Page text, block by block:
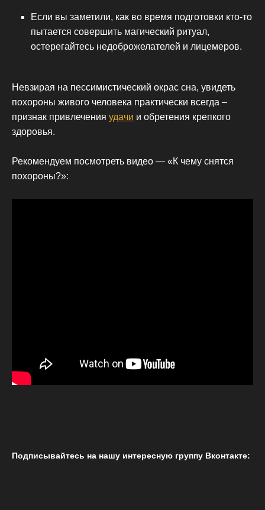
Если вы заметили, как во время подготовки кто-то
пытается совершить магический ритуал,
остерегайтесь недоброжелателей и лицемеров.
Невзирая на пессимистический окрас сна, увидеть
похороны живого человека практически всегда –
признак привлечения удачи и обретения крепкого
здоровья.
Рекомендуем посмотреть видео — «К чему снятся
похороны?»:
Подписывайтесь на нашу интересную группу Вконтакте: